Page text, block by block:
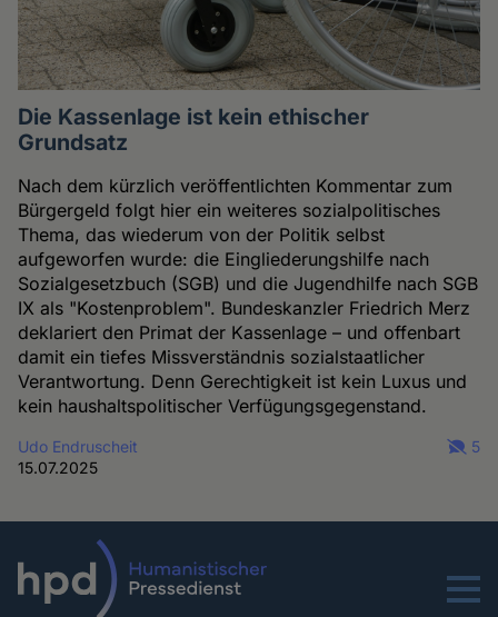
Die Kassenlage ist kein ethischer
Grundsatz
Nach dem kürzlich veröffentlichten Kommentar zum
Bürgergeld folgt hier ein weiteres sozialpolitisches
Thema, das wiederum von der Politik selbst
aufgeworfen wurde: die Eingliederungshilfe nach
Sozialgesetzbuch (SGB) und die Jugendhilfe nach SGB
IX als "Kostenproblem". Bundeskanzler Friedrich Merz
deklariert den Primat der Kassenlage – und offenbart
damit ein tiefes Missverständnis sozialstaatlicher
Verantwortung. Denn Gerechtigkeit ist kein Luxus und
kein haushaltspolitischer Verfügungsgegenstand.
Udo Endruscheit
15.07.2025
5
Menu